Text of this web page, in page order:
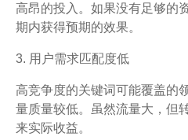
高昂的投入。如果没有足够的
期内获得预期的效果。
3. 用户需求匹配度低
高竞争度的关键词可能覆盖的
量质量较低。虽然流量大，但
来实际收益。